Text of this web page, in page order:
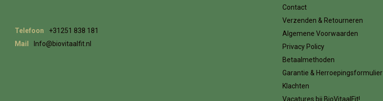
Telefoon
+31251 838 181
Mail
Info@biovitaalfit.nl
Contact
Verzenden & Retourneren
Algemene Voorwaarden
Privacy Policy
Betaalmethoden
Garantie & Herroepingsformulier
Klachten
Vacatures bij BioVitaalFit!